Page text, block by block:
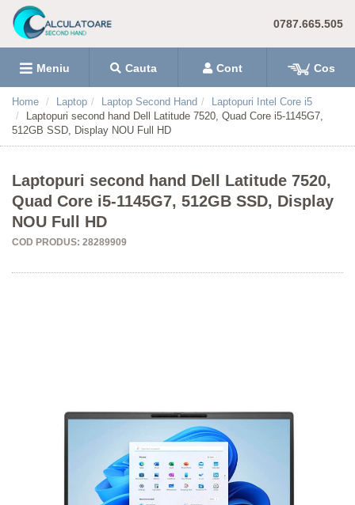
0787.665.505
Meniu Cauta Cont Cos
Home Laptop Laptop Second Hand
Laptopuri Intel Core i5
Laptopuri second hand Dell Latitude 7520, Quad Core i5-1145G7,
512GB SSD, Display NOU Full HD
Laptopuri second hand Dell Latitude 7520,
Quad Core i5-1145G7, 512GB SSD, Display
NOU Full HD
COD PRODUS: 28289909